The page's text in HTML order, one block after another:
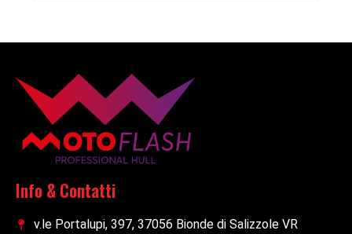
Info & Contatti
v.le Portalupi, 397, 37056 Bionde di Salizzole VR